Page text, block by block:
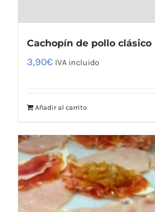
Cachopín de pollo clásico
3,90€ IVA incluido
Añadir al carrito